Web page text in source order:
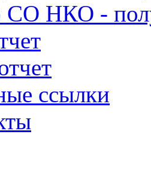
СО НКО -
ссылки